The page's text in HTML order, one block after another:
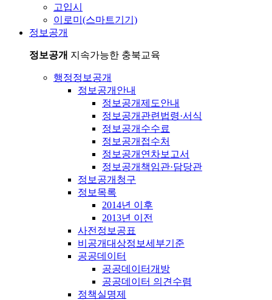
고입시
이로미(스마트기기)
정보공개
정보공개 지속가능한 충북교육
행정정보공개
정보공개안내
정보공개제도안내
정보공개관련법령·서식
정보공개수수료
정보공개접수처
정보공개연차보고서
정보공개책임관·담당관
정보공개청구
정보목록
2014년 이후
2013년 이전
사전정보공표
비공개대상정보세부기준
공공데이터
공공데이터개방
공공데이터 의견수렴
정책실명제